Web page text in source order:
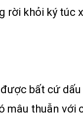
rời khỏi ký
bất cứ
mâu thuẫn